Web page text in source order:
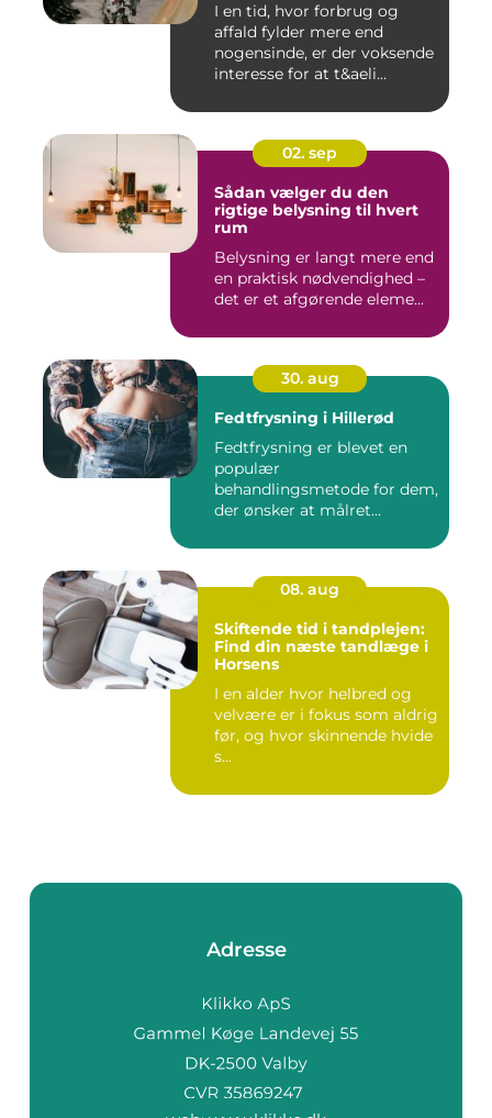
I en tid, hvor forbrug og
affald fylder mere end
nogensinde, er der voksende
interesse for at t&aeli...
02. sep
Sådan vælger du den
rigtige belysning til hvert
rum
Belysning er langt mere end
en praktisk nødvendighed –
det er et afgørende eleme...
30. aug
Fedtfrysning i Hillerød
Fedtfrysning er blevet en
populær
behandlingsmetode for dem,
der ønsker at målret...
08. aug
Skiftende tid i tandplejen:
Find din næste tandlæge i
Horsens
I en alder hvor helbred og
velvære er i fokus som aldrig
før, og hvor skinnende hvide
s...
Adresse